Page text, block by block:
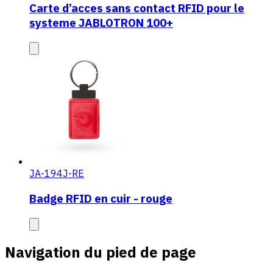
Carte d’acces sans contact RFID pour le
systeme JABLOTRON 100+
JA-194J-RE
Badge RFID en cuir - rouge
Navigation du pied de page